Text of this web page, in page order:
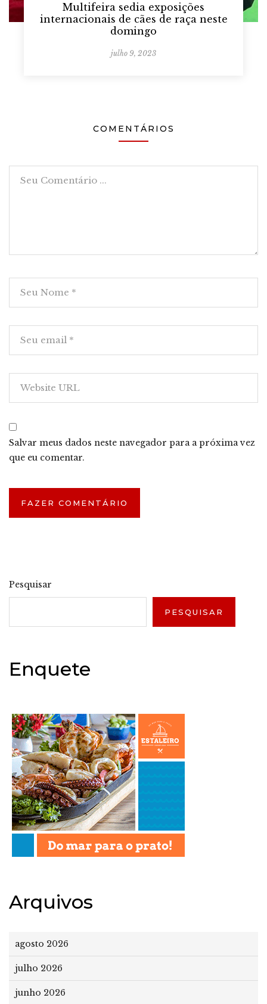
Multifeira sedia exposições
internacionais de cães de raça neste
domingo
julho 9, 2023
COMENTÁRIOS
Salvar meus dados neste navegador para a próxima vez
que eu comentar.
Pesquisar
PESQUISAR
Enquete
Arquivos
agosto 2026
julho 2026
junho 2026